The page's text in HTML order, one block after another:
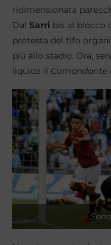
ridimensionata
Dal Sarri bis al blocco
protesta del tifo
più allo stadio. Ora,
liquida il Comandante